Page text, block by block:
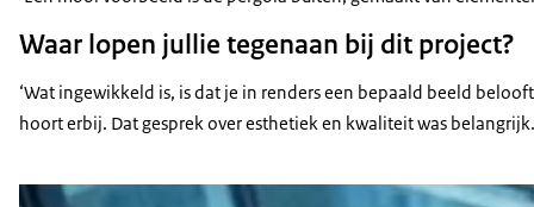
Waar lopen jullie tegenaan bij dit project?
‘Wat ingewikkeld is, is dat je in renders een bepaald beeld
hoort erbij. Dat gesprek over esthetiek en kwaliteit was